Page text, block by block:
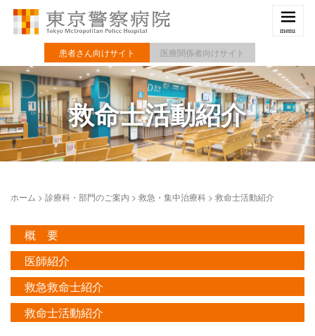
患者さん向けサイト 医療関係者向けサイト
救命士活動紹介
ホーム > 診療科・部門のご案内 > 救急・集中治療科 > 救命士活動紹介
概 要
医師紹介
救急救命士紹介
救命士活動紹介